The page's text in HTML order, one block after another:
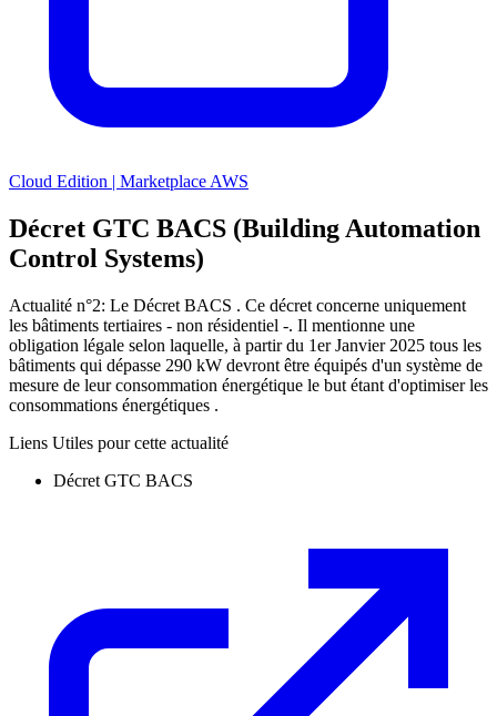
Cloud Edition | Marketplace AWS
Décret GTC BACS (Building Automation
Control Systems)
Actualité n°2: Le Décret BACS . Ce décret concerne uniquement
les bâtiments tertiaires - non résidentiel -. Il mentionne une
obligation légale selon laquelle, à partir du 1er Janvier 2025 tous les
bâtiments qui dépasse 290 kW devront être équipés d'un système de
mesure de leur consommation énergétique le but étant d'optimiser les
consommations énergétiques .
Liens Utiles pour cette actualité
Décret GTC BACS